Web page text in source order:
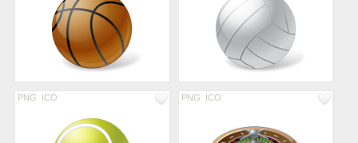
PNG ICO PNG ICO